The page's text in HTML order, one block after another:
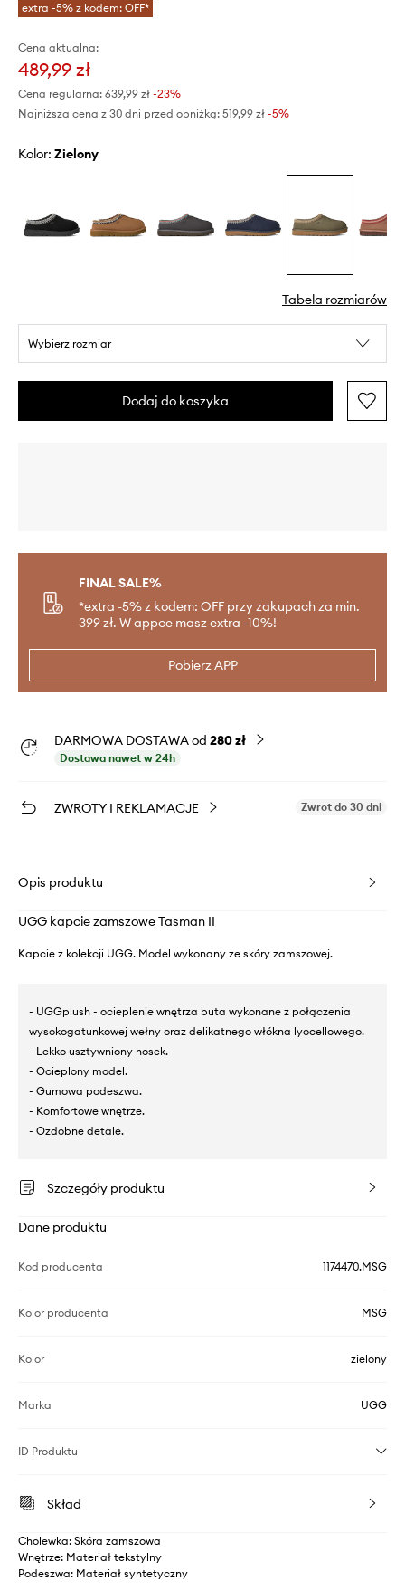
extra -5% z kodem: OFF*
Cena aktualna:
489,99 zł
Cena regularna: 639,99 zł -23%
Najniższa cena z 30 dni przed obniżką: 519,99 zł -5%
Kolor: zielony
Tabela rozmiarów
Wybierz rozmiar
Dodaj do koszyka
FINAL SALE%
*extra -5% z kodem: OFF przy zakupach za min.
399 zł. W appce masz extra -10%!
Pobierz APP
DARMOWA DOSTAWA od 280 zł
Dostawa nawet w 24h
ZWROTY I REKLAMACJE Zwrot do 30 dni
Opis produktu
UGG kapcie zamszowe Tasman II
Kapcie z kolekcji UGG. Model wykonany ze skóry zamszowej.
- UGGplush - ocieplenie wnętrza buta wykonane z połączenia
wysokogatunkowej wełny oraz delikatnego włókna lyocellowego.
- Lekko usztywniony nosek.
- Ocieplony model.
- Gumowa podeszwa.
- Komfortowe wnętrze.
- Ozdobne detale.
Szczegóły produktu
Dane produktu
Kod producenta 1174470.MSG
Kolor producenta MSG
Kolor zielony
Marka UGG
ID Produktu
Skład
Cholewka: Skóra zamszowa
Wnętrze: Materiał tekstylny
Podeszwa: Materiał syntetyczny